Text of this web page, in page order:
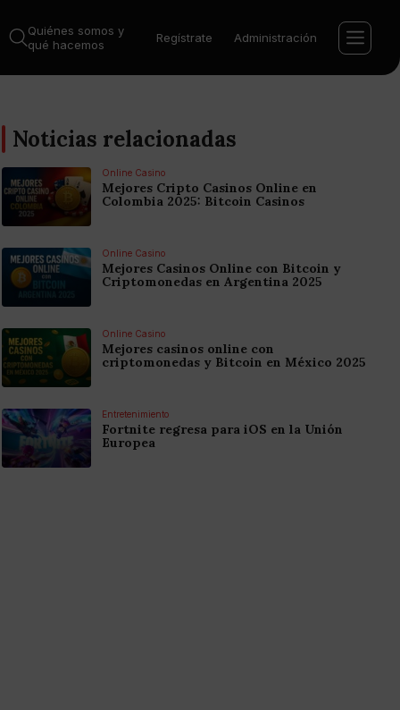
Quiénes somos y
qué hacemos
Regístrate Administración
Noticias relacionadas
Online Casino
Mejores Cripto Casinos Online en
Colombia 2025: Bitcoin Casinos
Online Casino
Mejores Casinos Online con Bitcoin y
Criptomonedas en Argentina 2025
Online Casino
Mejores casinos online con
criptomonedas y Bitcoin en México 2025
Entretenimiento
Fortnite regresa para iOS en la Unión
Europea